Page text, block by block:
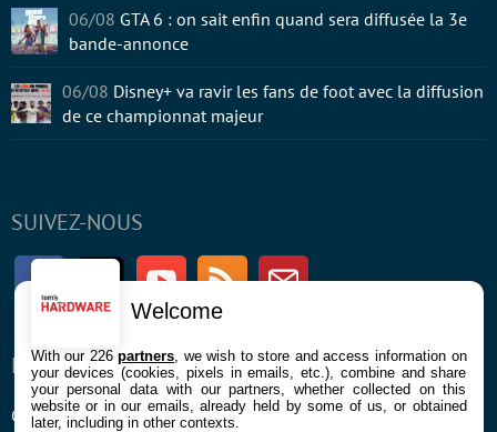
SUIVEZ-NOUS
FacebookTwitter Youtube RSS Newsletter
ENTREPRISE
Confidentialité et Cookies
À PROPOS
Contact
06/08 GTA 6 : on sait enfin quand sera diffusée la 3e
bande-annonce
06/08 Disney+ va ravir les fans de foot avec la diffusion
de ce championnat majeur
Welcome
With our 226partners , we wish to store and access information on
your devices (cookies, pixels in emails, etc.), combine and share
your personal data with our partners, whether collected on this
website or in our emails, already held by some of us, or obtained
later, including in other contexts.